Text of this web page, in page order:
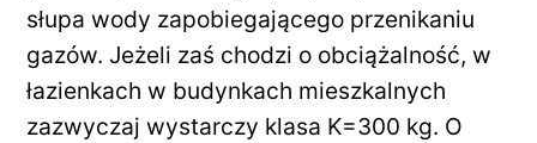
słupa wody zapobiegającego przenikaniu
gazów. Jeżeli zaś chodzi o obciążalność, w
łazienkach w budynkach mieszkalnych
zazwyczaj wystarczy klasa K=300 kg. O